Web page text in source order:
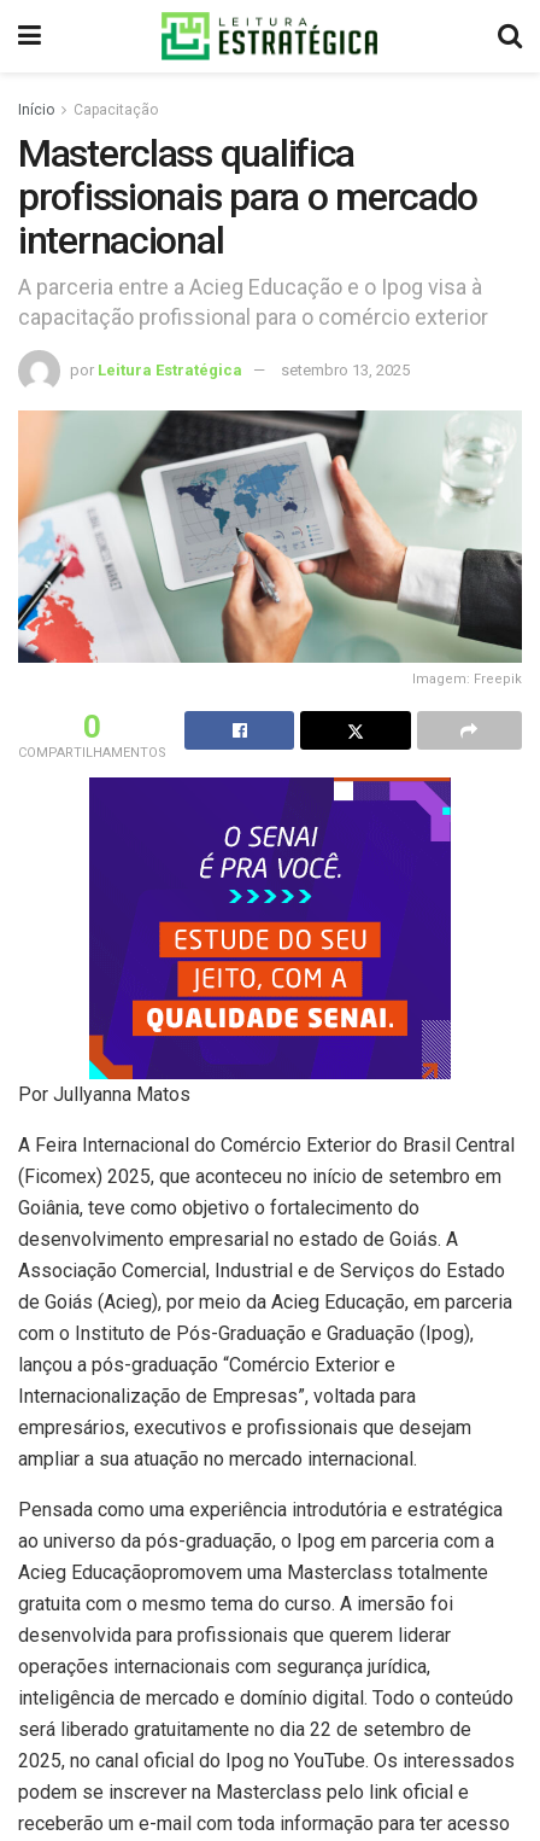
Início Capacitação
Masterclass qualifica
profissionais para o mercado
internacional
A parceria entre a Acieg Educação e o Ipog visa à
capacitação profissional para o comércio exterior
por Leitura Estratégica setembro 13, 2025
Imagem: Freepik
0
COMPARTILHAMENTOS
Por Jullyanna Matos
A Feira Internacional do Comércio Exterior do Brasil Central
(Ficomex) 2025, que aconteceu no início de setembro em
Goiânia, teve como objetivo o fortalecimento do
desenvolvimento empresarial no estado de Goiás. A
Associação Comercial, Industrial e de Serviços do Estado
de Goiás (Acieg), por meio da Acieg Educação, em parceria
com o Instituto de Pós-Graduação e Graduação (Ipog),
lançou a pós-graduação “Comércio Exterior e
Internacionalização de Empresas”, voltada para
empresários, executivos e profissionais que desejam
ampliar a sua atuação no mercado internacional.
Pensada como uma experiência introdutória e estratégica
ao universo da pós-graduação, o Ipog em parceria com a
Acieg Educaçãopromovem uma Masterclass totalmente
gratuita com o mesmo tema do curso. A imersão foi
desenvolvida para profissionais que querem liderar
operações internacionais com segurança jurídica,
inteligência de mercado e domínio digital. Todo o conteúdo
será liberado gratuitamente no dia 22 de setembro de
2025, no canal oficial do Ipog no YouTube. Os interessados
podem se inscrever na Masterclass pelo link oficial e
receberão um e-mail com toda informação para ter acesso